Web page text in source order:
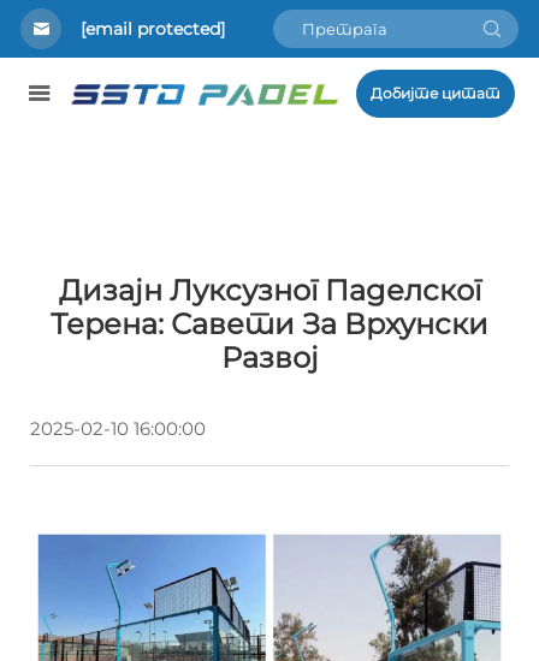
[email protected]
Добијте цитат
Дизајн Луксузног Паделског
Терена: Савети За Врхунски
Развој
2025-02-10 16:00:00